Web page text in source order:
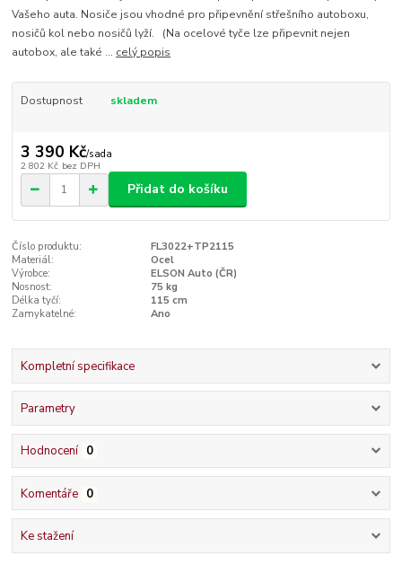
Vašeho auta. Nosiče jsou vhodné pro připevnění střešního autoboxu,
nosičů kol nebo nosičů lyží. (Na ocelové tyče lze připevnit nejen
autobox, ale také ... celý popis
Dostupnost skladem
3 390 Kč/sada
2 802 Kč bez DPH
Přidat do košíku
Číslo produktu:
FL3022+TP2115
Materiál:
Ocel
Výrobce:
ELSON Auto (ČR)
Nosnost:
75 kg
Délka tyčí:
115 cm
Zamykatelné:
Ano
Kompletní specifikace
Parametry
Hodnocení 0
Komentáře 0
Ke stažení